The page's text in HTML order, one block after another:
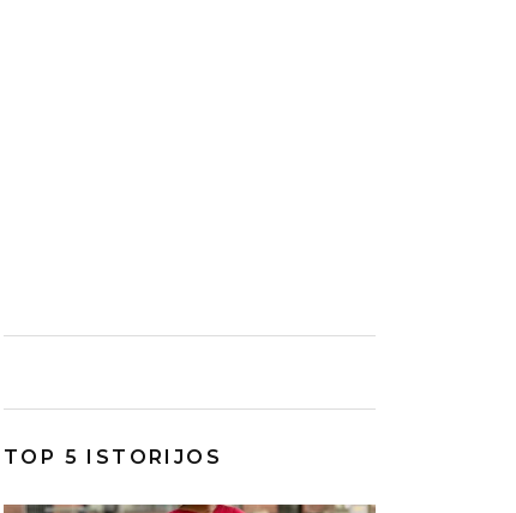
TOP 5 ISTORIJOS